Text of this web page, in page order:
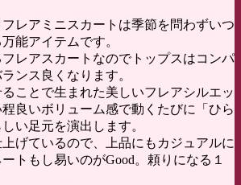
レアミニスカートは季節を問わずいつ
能アイテムです。
レアスカートなのでトップスはコンパ
ンス良くなります。
ことで生まれた美しいフレアシルエッ
程良いボリューム感で動くたびに「ひら
い足元を演出します。
げているので、上品にもカジュアルに
トもし易いのがGood。頼りになる１